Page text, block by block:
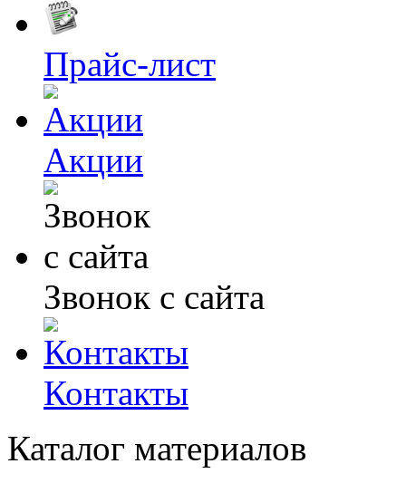
Прайс-лист
Акции
Звонок с сайта
Контакты
Каталог материалов